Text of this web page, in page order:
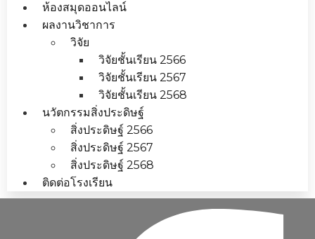
ห้องสมุดออนไลน์
ผลงานวิชาการ
วิจัย
วิจัยชั้นเรียน 2566
วิจัยชั้นเรียน 2567
วิจัยชั้นเรียน 2568
นวัตกรรมสิ่งประดิษฐ์
สิ่งประดิษฐ์ 2566
สิ่งประดิษฐ์ 2567
สิ่งประดิษฐ์ 2568
ติดต่อโรงเรียน